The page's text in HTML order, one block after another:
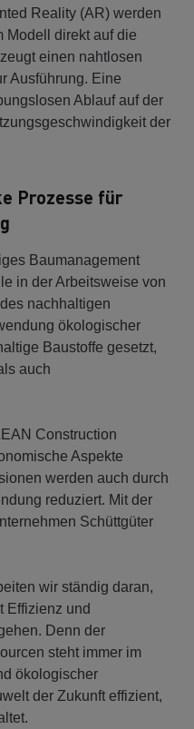
Reality (AR) werden
Modell direkt auf die
einen nahtlosen
Ausführung. Eine
Ablauf auf der
der
Prozesse für
Baumanagement
in der Arbeitsweise von
nachhaltigen
ökologischer
Baustoffe gesetzt,
auch
Construction
Aspekte
werden auch durch
reduziert. Mit der
Schüttgüter
wir ständig daran,
Effizienz und
Denn der
steht immer im
ökologischer
der Zukunft effizient,